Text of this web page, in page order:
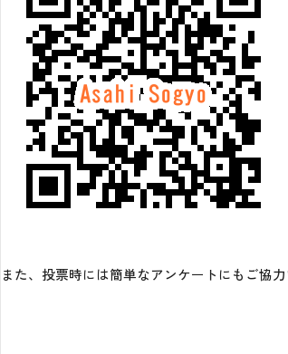
また、投票時には簡単なアンケートにもご協